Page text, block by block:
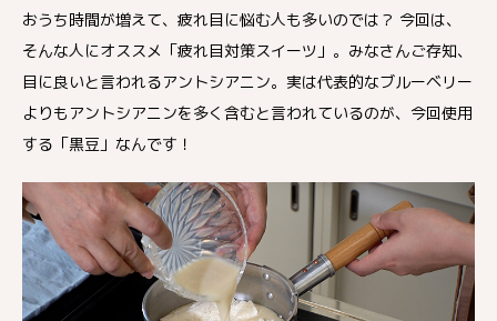
おうち時間が増えて、疲れ目に悩む人も多いのでは？ 今回は、
そんな人にオススメ「疲れ目対策スイーツ」。みなさんご存知、
目に良いと言われるアントシアニン。実は代表的なブルーベリー
よりもアントシアニンを多く含むと言われているのが、今回使用
する「黒豆」なんです！